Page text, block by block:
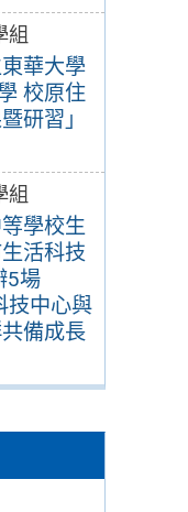
組
華大學
校原住
研習」
組
學校生
活科技
5場
技中心與
備成長